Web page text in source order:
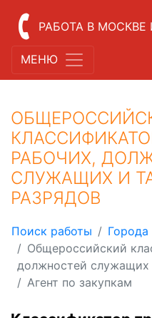
РАБОТА В
МЕНЮ
РАБОЧИХ,
СЛУЖАЩИХ И
РАЗРЯДОВ
Поиск работы Города
Общероссийский
должностей
Агент по закупкам